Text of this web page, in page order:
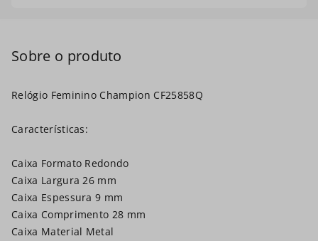
Relógio Feminino Champion CF25858Q
Características:
Caixa Formato Redondo
Caixa Largura 26 mm
Caixa Espessura 9 mm
Caixa Comprimento 28 mm
Caixa Material Metal